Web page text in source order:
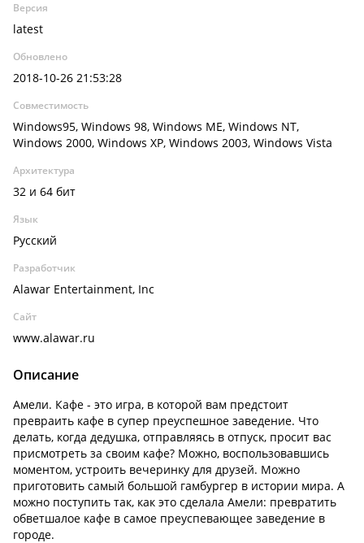
Версия
latest
Обновлено
2018-10-26 21:53:28
Совместимость
Windows95, Windows 98, Windows ME, Windows NT,
Windows 2000, Windows XP, Windows 2003, Windows Vista
Архитектура
32 и 64 бит
Язык
Русский
Разработчик
Alawar Entertainment, Inc
Сайт
www.alawar.ru
Описание
Амели. Кафе - это игра, в которой вам предстоит
превраить кафе в супер преуспешное заведение. Что
делать, когда дедушка, отправляясь в отпуск, просит вас
присмотреть за своим кафе? Можно, воспользовавшись
моментом, устроить вечеринку для друзей. Можно
приготовить самый большой гамбургер в истории мира. А
можно поступить так, как это сделала Амели: превратить
обветшалое кафе в самое преуспевающее заведение в
городе.